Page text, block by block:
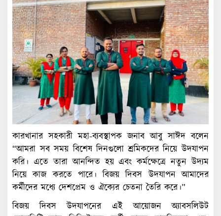
কারখানার সহকারী মহা-ব্যবস্থাপক জনাব আবু সাঈদ বলেন
“আমরা সব সময় বিশেষ দিনগুলো শ্রমিকদের নিয়ে উদযাপন
করি। এতে তারা আনন্দিত হয় এবং কর্মক্ষেত্রে নতুন উদ্যম
নিয়ে কাজ করতে পারে। বিজয় দিবস উদযাপন আমাদের
কর্মীদের মধ্যে দেশপ্রেম ও ঐক্যের চেতনা তৈরি করে।”
বিজয় দিবস উদযাপনের এই আয়োজন অ্যাবসলিউট